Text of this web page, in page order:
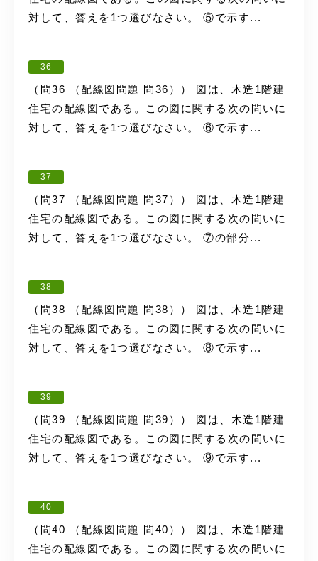
対して、答えを1つ選びなさい。 ⑤で示す...
36
（問36 （配線図問題 問36）） 図は、木造1階建
住宅の配線図である。この図に関する次の問いに
対して、答えを1つ選びなさい。 ⑥で示す...
37
（問37 （配線図問題 問37）） 図は、木造1階建
住宅の配線図である。この図に関する次の問いに
対して、答えを1つ選びなさい。 ⑦の部分...
38
（問38 （配線図問題 問38）） 図は、木造1階建
住宅の配線図である。この図に関する次の問いに
対して、答えを1つ選びなさい。 ⑧で示す...
39
（問39 （配線図問題 問39）） 図は、木造1階建
住宅の配線図である。この図に関する次の問いに
対して、答えを1つ選びなさい。 ⑨で示す...
40
（問40 （配線図問題 問40）） 図は、木造1階建
住宅の配線図である。この図に関する次の問いに